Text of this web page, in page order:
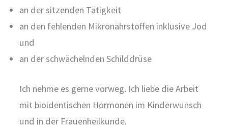
an der sitzenden Tätigkeit
an den fehlenden Mikronährstoffen inklusive Jod
und
an der schwächelnden Schilddrüse
Ich nehme es gerne vorweg. Ich liebe die Arbeit
mit bioidentischen Hormonen im Kinderwunsch
und in der Frauenheilkunde.